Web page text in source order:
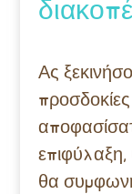
Ας
επιφύλαξη,
θα